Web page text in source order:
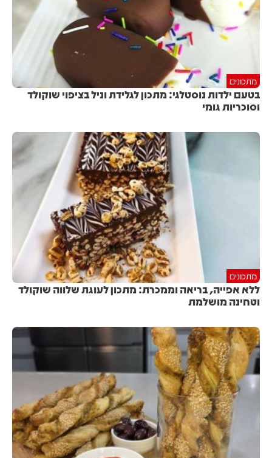
מתכונים
בטעם ילדות נוסטלגי: מתכון לגלידת וניל בציפוי שוקולד
וסוכריות גומי
מתכונים
ללא אפייה, בריאה וממכרת: מתכון לעוגת שלווה שוקולד
וטחינה מושלמת